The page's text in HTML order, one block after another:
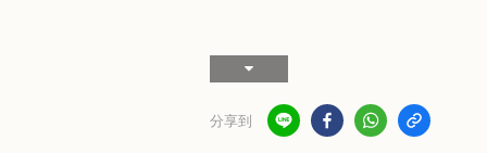
分享到